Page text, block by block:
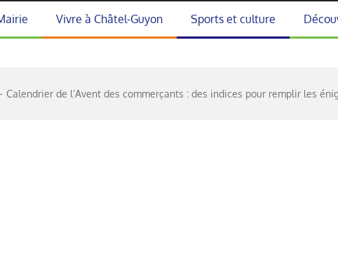
Vivre à Châtel-Guyon Sports et culture
Calendrier de l’Avent des commerçants : des indices pour remplir les